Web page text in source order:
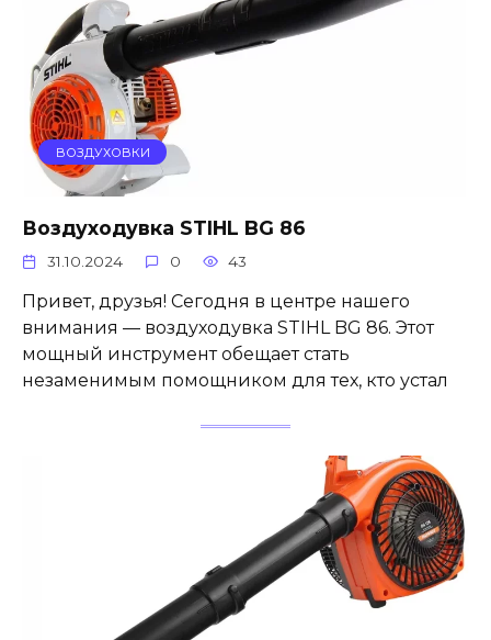
ВОЗДУХОВКИ
Воздуходувка STIHL BG 86
31.10.2024 0 43
Привет, друзья! Сегодня в центре нашего
внимания — воздуходувка STIHL BG 86. Этот
мощный инструмент обещает стать
незаменимым помощником для тех, кто устал